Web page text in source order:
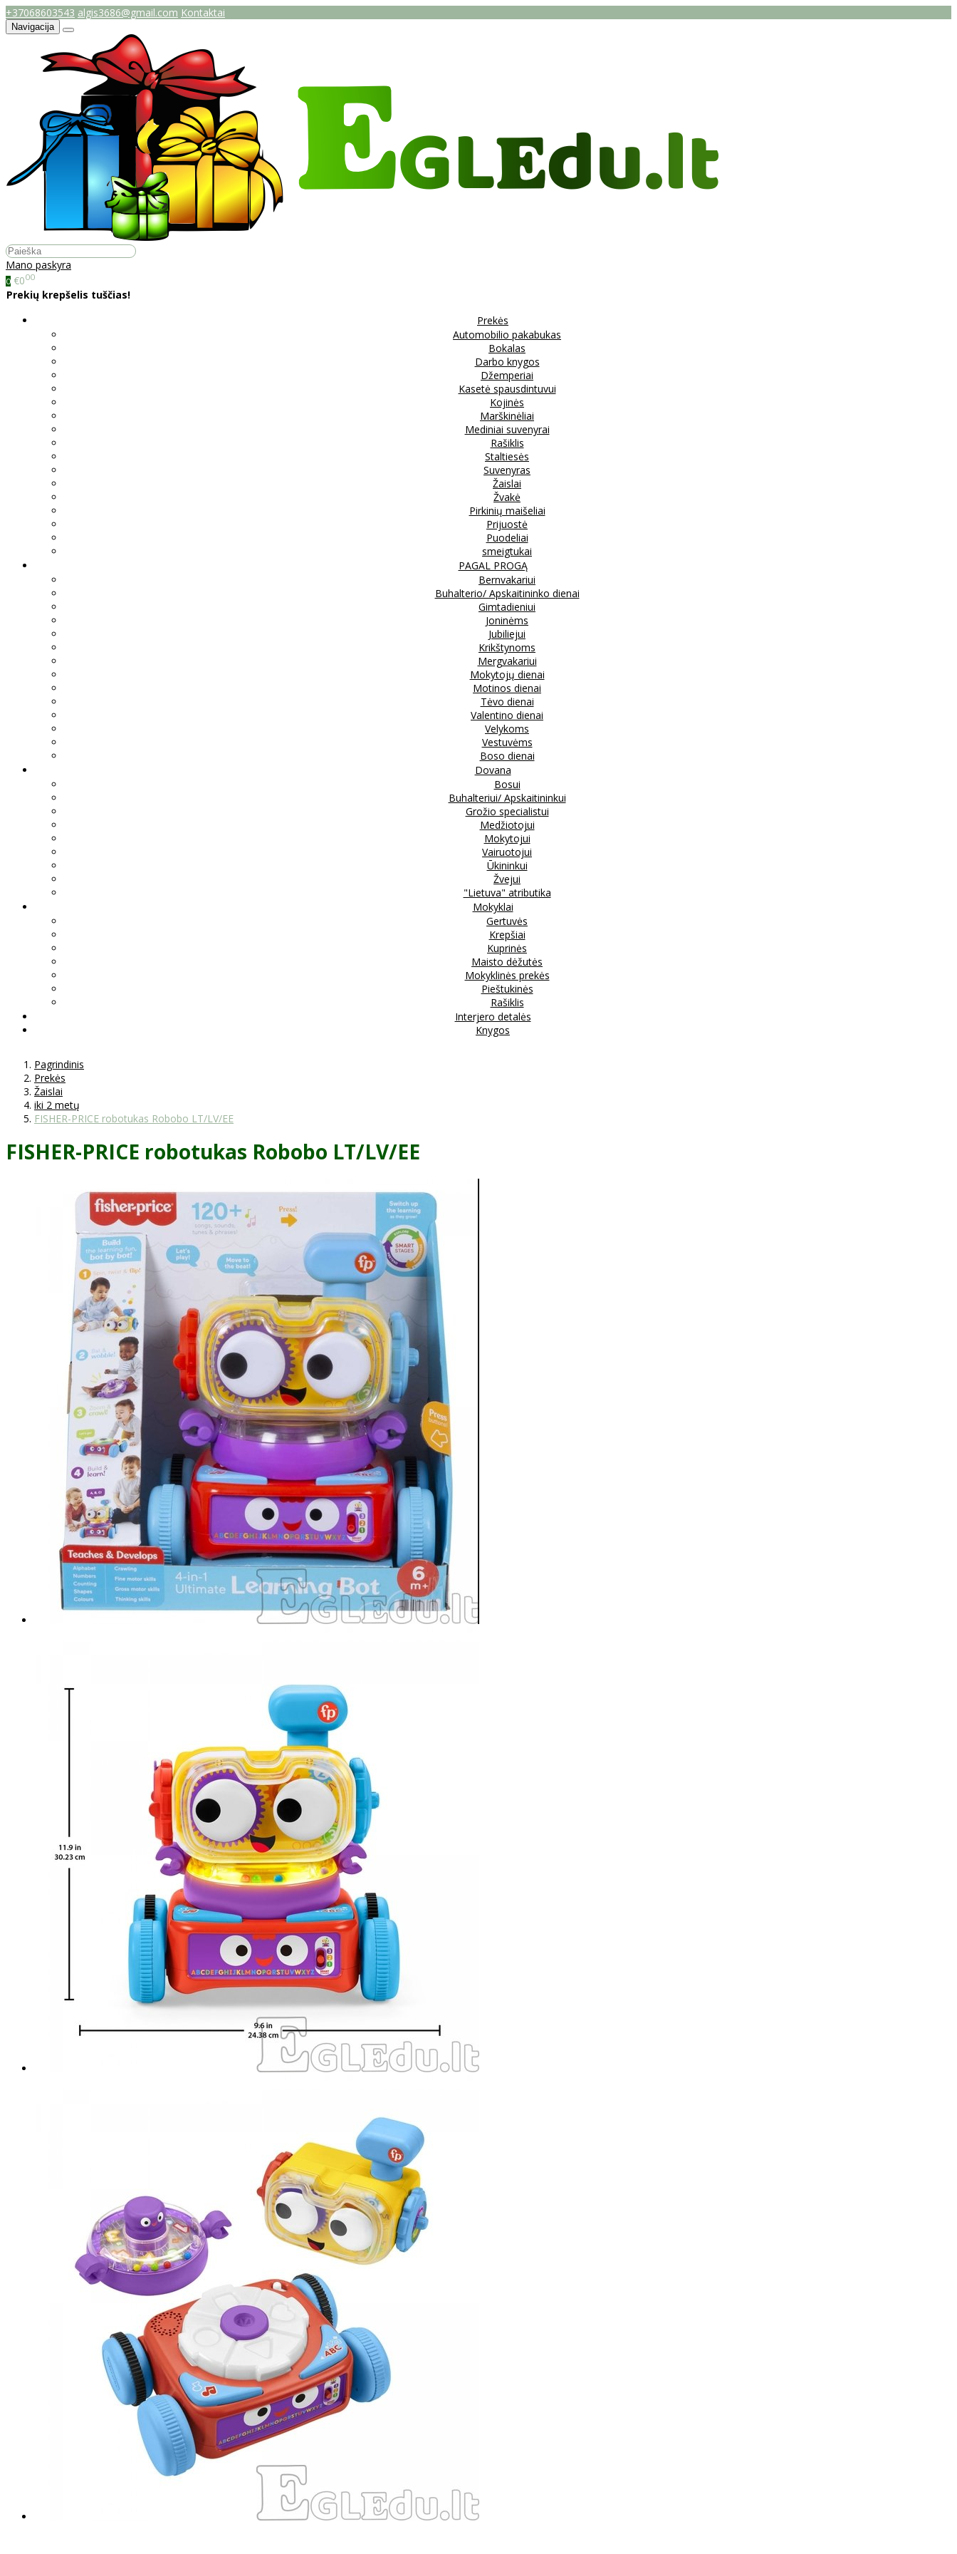
+37068603543 algis3686@gmail.com Kontaktai
Navigacija
Mano paskyra
0 €000
Prekių krepšelis tuščias!
Prekės
Automobilio pakabukas
Bokalas
Darbo knygos
Džemperiai
Kasetė spausdintuvui
Kojinės
Marškinėliai
Mediniai suvenyrai
Rašiklis
Staltiesės
Suvenyras
Žaislai
Žvakė
Pirkinių maišeliai
Prijuostė
Puodeliai
smeigtukai
PAGAL PROGĄ
Bernvakariui
Buhalterio/ Apskaitininko dienai
Gimtadieniui
Joninėms
Jubiliejui
Krikštynoms
Mergvakariui
Mokytojų dienai
Motinos dienai
Tėvo dienai
Valentino dienai
Velykoms
Vestuvėms
Boso dienai
Dovana
Bosui
Buhalteriui/ Apskaitininkui
Grožio specialistui
Medžiotojui
Mokytojui
Vairuotojui
Ūkininkui
Žvejui
"Lietuva" atributika
Mokyklai
Gertuvės
Krepšiai
Kuprinės
Maisto dėžutės
Mokyklinės prekės
Pieštukinės
Rašiklis
Interjero detalės
Knygos
Pagrindinis
Prekės
Žaislai
iki 2 metų
FISHER-PRICE robotukas Robobo LT/LV/EE
FISHER-PRICE robotukas Robobo LT/LV/EE